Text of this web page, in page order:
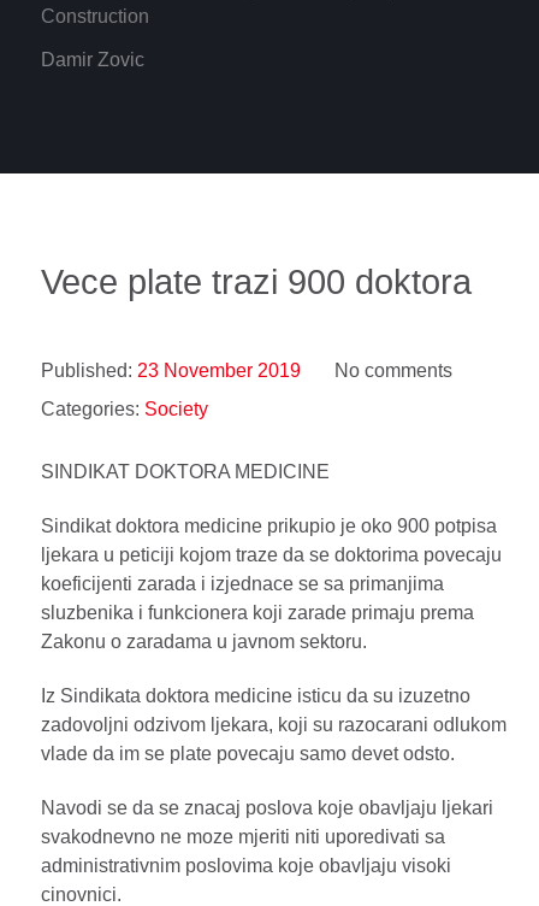
Construction
Damir Zovic
Vece plate trazi 900 doktora
Published: 23 November 2019
No comments
Categories: Society
SINDIKAT DOKTORA MEDICINE
Sindikat doktora medicine prikupio je oko 900 potpisa
ljekara u peticiji kojom traze da se doktorima povecaju
koeficijenti zarada i izjednace se sa primanjima
sluzbenika i funkcionera koji zarade primaju prema
Zakonu o zaradama u javnom sektoru.
Iz Sindikata doktora medicine isticu da su izuzetno
zadovoljni odzivom ljekara, koji su razocarani odlukom
vlade da im se plate povecaju samo devet odsto.
Navodi se da se znacaj poslova koje obavljaju ljekari
svakodnevno ne moze mjeriti niti uporedivati sa
administrativnim poslovima koje obavljaju visoki
cinovnici.